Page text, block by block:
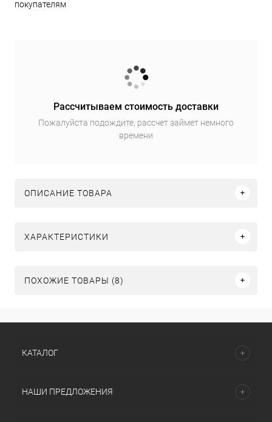
покупателям
Рассчитываем стоимость доставки
Пожалуйста подождите, рассчет займет немного
времени
ОПИСАНИЕ ТОВАРА
ХАРАКТЕРИСТИКИ
ПОХОЖИЕ ТОВАРЫ (8)
КАТАЛОГ
НАШИ ПРЕДЛОЖЕНИЯ